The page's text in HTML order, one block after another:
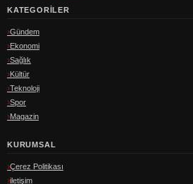
KATEGORILER
Gündem
Ekonomi
Sağlık
Kültür
Teknoloji
Spor
Magazin
KURUMSAL
Çerez Politikası
iletişim